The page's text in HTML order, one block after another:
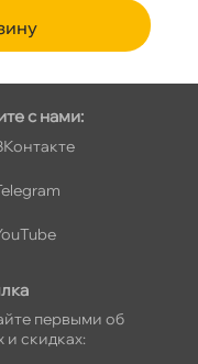
с нами:
первыми о
и скидках: